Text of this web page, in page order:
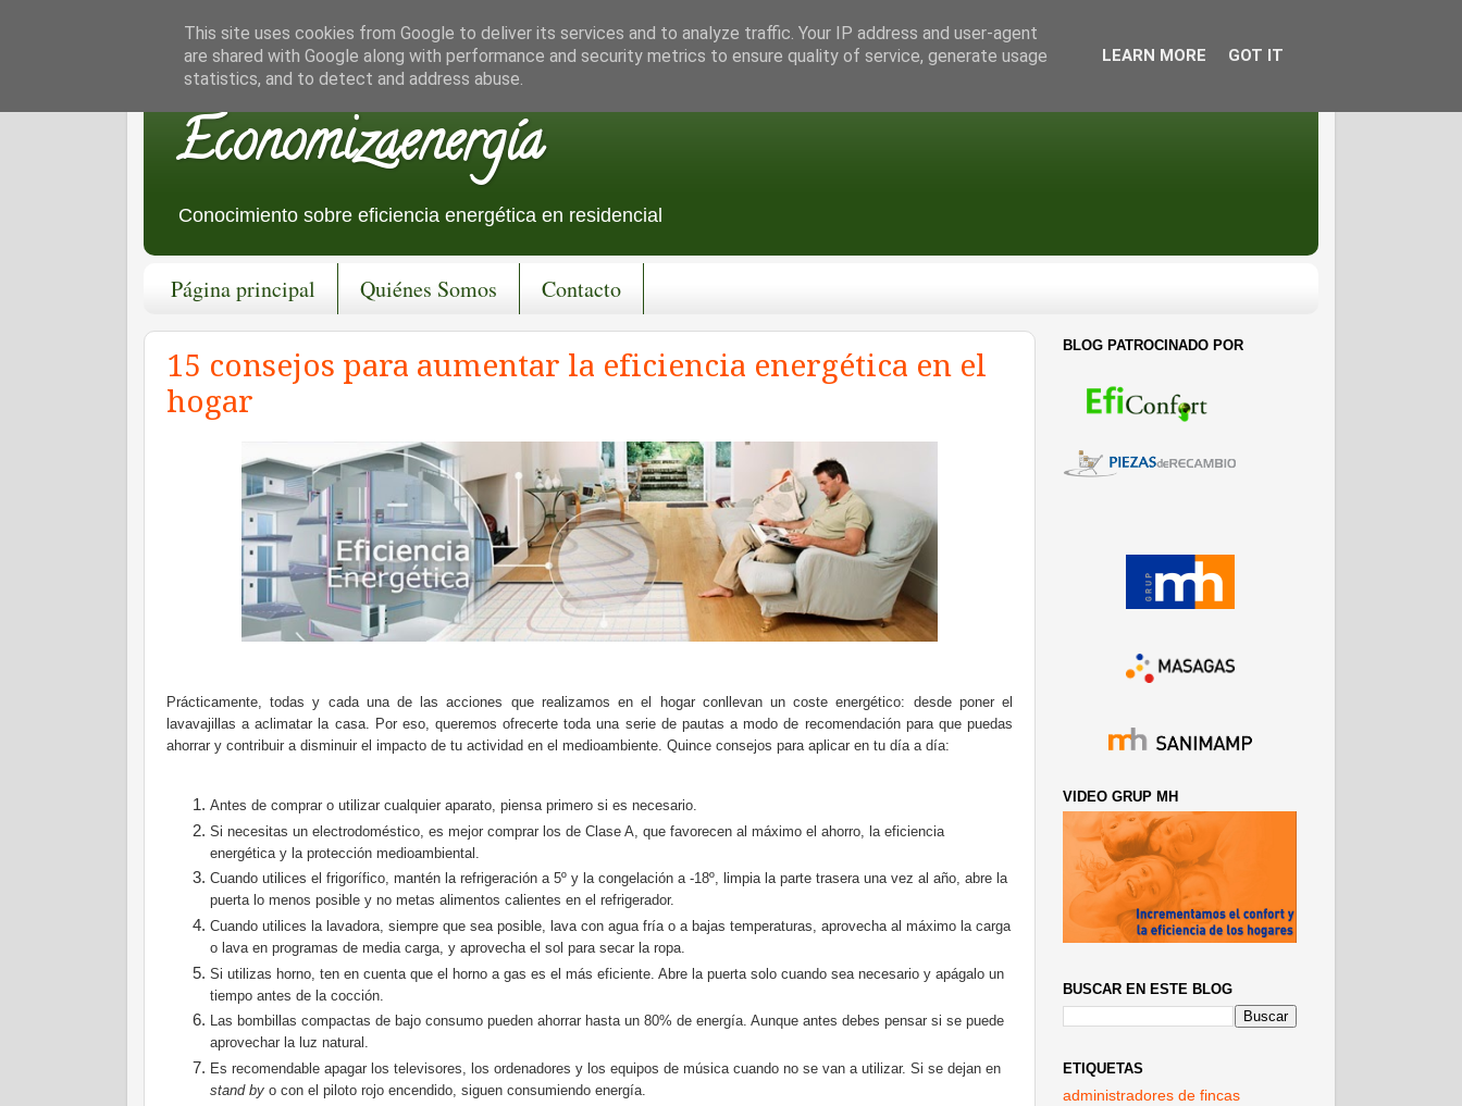
Economizaenergía
Conocimiento sobre eficiencia energética en residencial
Página principal Quiénes Somos Contacto
15 consejos para aumentar la eficiencia energética en el
hogar
Prácticamente, todas y cada una de las acciones que realizamos en el hogar conllevan un coste energético: desde poner el
lavavajillas a aclimatar la casa. Por eso, queremos ofrecerte toda una serie de pautas a modo de recomendación para que puedas
ahorrar y contribuir a disminuir el impacto de tu actividad en el medioambiente. Quince consejos para aplicar en tu día a día:
Antes de comprar o utilizar cualquier aparato, piensa primero si es necesario.
Si necesitas un electrodoméstico, es mejor comprar los de Clase A, que favorecen al máximo el ahorro, la eficiencia
energética y la protección medioambiental.
Cuando utilices el frigorífico, mantén la refrigeración a 5º y la congelación a -18º, limpia la parte trasera una vez al año, abre la
puerta lo menos posible y no metas alimentos calientes en el refrigerador.
Cuando utilices la lavadora, siempre que sea posible, lava con agua fría o a bajas temperaturas, aprovecha al máximo la carga
o lava en programas de media carga, y aprovecha el sol para secar la ropa.
Si utilizas horno, ten en cuenta que el horno a gas es el más eficiente. Abre la puerta solo cuando sea necesario y apágalo un
tiempo antes de la cocción.
Las bombillas compactas de bajo consumo pueden ahorrar hasta un 80% de energía. Aunque antes debes pensar si se puede
aprovechar la luz natural.
Es recomendable apagar los televisores, los ordenadores y los equipos de música cuando no se van a utilizar. Si se dejan en
stand by o con el piloto rojo encendido, siguen consumiendo energía.
BLOG PATROCINADO POR
VIDEO GRUP MH
BUSCAR EN ESTE BLOG
ETIQUETAS
administradores de fincas
This site uses cookies from Google to deliver its services and to analyze traffic. Your IP address and user-agent
are shared with Google along with performance and security metrics to ensure quality of service, generate usage
statistics, and to detect and address abuse.
LEARN MORE GOT IT